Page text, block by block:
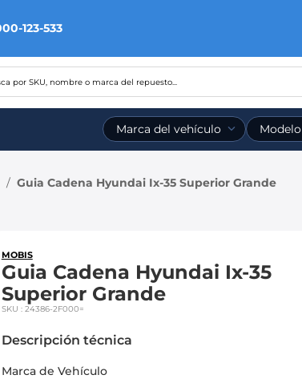
123-533
por SKU, nombre o marca del repuesto...
Marca del vehículo Modelo
Guia Cadena Hyundai Ix-35 Superior Grande
MOBIS
Guia Cadena Hyundai Ix-35
Superior Grande
SKU : 24386-2F000=
Descripción técnica
Marca de Vehículo